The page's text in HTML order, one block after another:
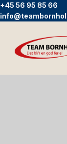
+45 56 95 85 66